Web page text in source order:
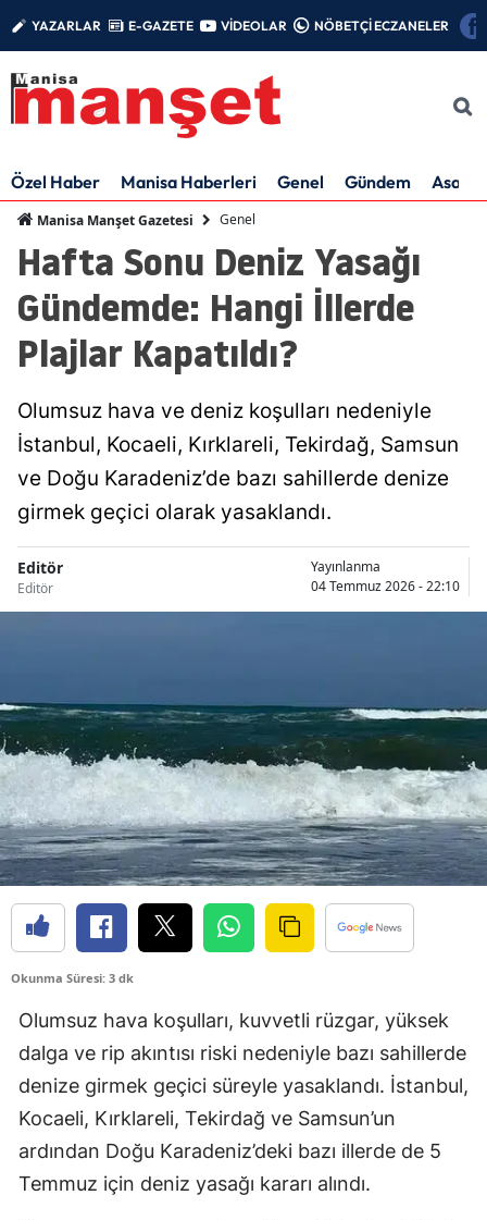
YAZARLAR E-GAZETE VİDEOLAR NÖBETÇİ ECZANELER
Özel Haber Manisa Haberleri Genel Gündem Asayiş
Manisa Manşet Gazetesi Genel
Hafta Sonu Deniz Yasağı
Gündemde: Hangi İllerde
Plajlar Kapatıldı?
Olumsuz hava ve deniz koşulları nedeniyle
İstanbul, Kocaeli, Kırklareli, Tekirdağ, Samsun
ve Doğu Karadeniz’de bazı sahillerde denize
girmek geçici olarak yasaklandı.
Editör
Editör
Yayınlanma
04 Temmuz 2026 - 22:10
Okunma Süresi: 3 dk
Olumsuz hava koşulları, kuvvetli rüzgar, yüksek
dalga ve rip akıntısı riski nedeniyle bazı sahillerde
denize girmek geçici süreyle yasaklandı. İstanbul,
Kocaeli, Kırklareli, Tekirdağ ve Samsun’un
ardından Doğu Karadeniz’deki bazı illerde de 5
Temmuz için deniz yasağı kararı alındı.